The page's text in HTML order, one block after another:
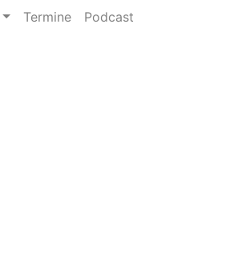
Termine Podcast